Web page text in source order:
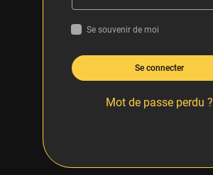
Se souvenir de moi
Se connecter
Mot de passe perdu ?